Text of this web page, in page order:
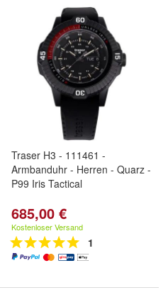
Traser H3 - 111461 -
Armbanduhr - Herren - Quarz -
P99 Iris Tactical
685,00 €
Kostenloser Versand
1